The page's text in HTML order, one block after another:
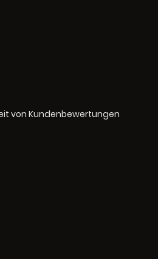
von Kundenbewertungen